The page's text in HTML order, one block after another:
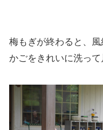
梅もぎが終わると、
かごをきれいに洗って